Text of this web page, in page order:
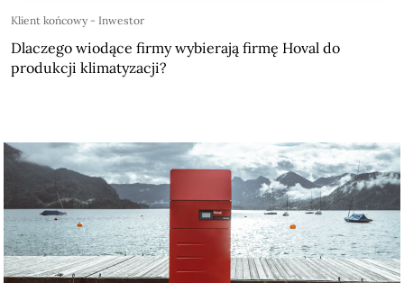
Klient końcowy - Inwestor
Dlaczego wiodące firmy wybierają firmę Hoval do
produkcji klimatyzacji?